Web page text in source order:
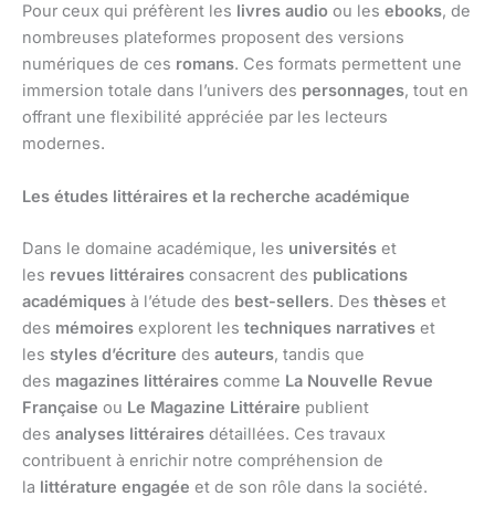
Pour ceux qui préfèrent les livres audio ou les ebooks, de
nombreuses plateformes proposent des versions
numériques de ces romans. Ces formats permettent une
immersion totale dans l’univers des personnages, tout en
offrant une flexibilité appréciée par les lecteurs
modernes.
Les études littéraires et la recherche académique
Dans le domaine académique, les universités et
les revues littéraires consacrent des publications
académiques à l’étude des best-sellers. Des thèses et
des mémoires explorent les techniques narratives et
les styles d’écriture des auteurs, tandis que
des magazines littéraires comme La Nouvelle Revue
Française ou Le Magazine Littéraire publient
des analyses littéraires détaillées. Ces travaux
contribuent à enrichir notre compréhension de
la littérature engagée et de son rôle dans la société.